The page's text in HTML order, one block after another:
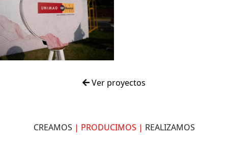
Ver proyectos
CREAMOS | PRODUCIMOS | REALIZAMOS